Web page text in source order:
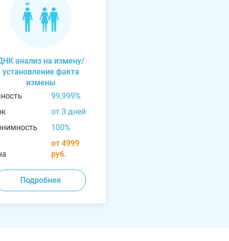
анализ на измену/
установление факта
измены
99,999%
от 3 дней
100%
от 4999
руб.
Подробнее